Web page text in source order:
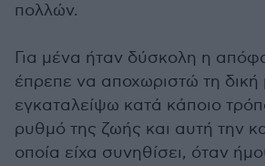
πολλών.
Για μένα ήταν δύσκολη η
έπρεπε να αποχωριστώ τη
εγκαταλείψω κατά κάποιο
ρυθμό της ζωής και αυτή την
οποία είχα συνηθίσει, όταν